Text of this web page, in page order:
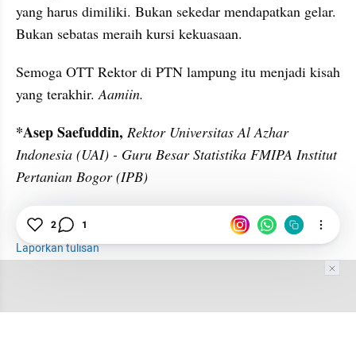
yang harus dimiliki. Bukan sekedar mendapatkan gelar.
Bukan sebatas meraih kursi kekuasaan.
Semoga OTT Rektor di PTN lampung itu menjadi kisah
yang terakhir. Aamiin.
*Asep Saefuddin, Rektor Universitas Al Azhar
Indonesia (UAI) - Guru Besar Statistika FMIPA Institut
Pertanian Bogor (IPB)
KPK OTT Rektor Unila Ujian Mandiri PTN
PTS
Laporkan tulisan
2 1